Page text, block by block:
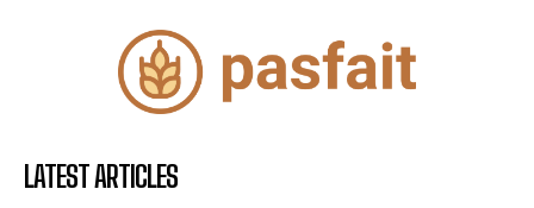
LATEST ARTICLES